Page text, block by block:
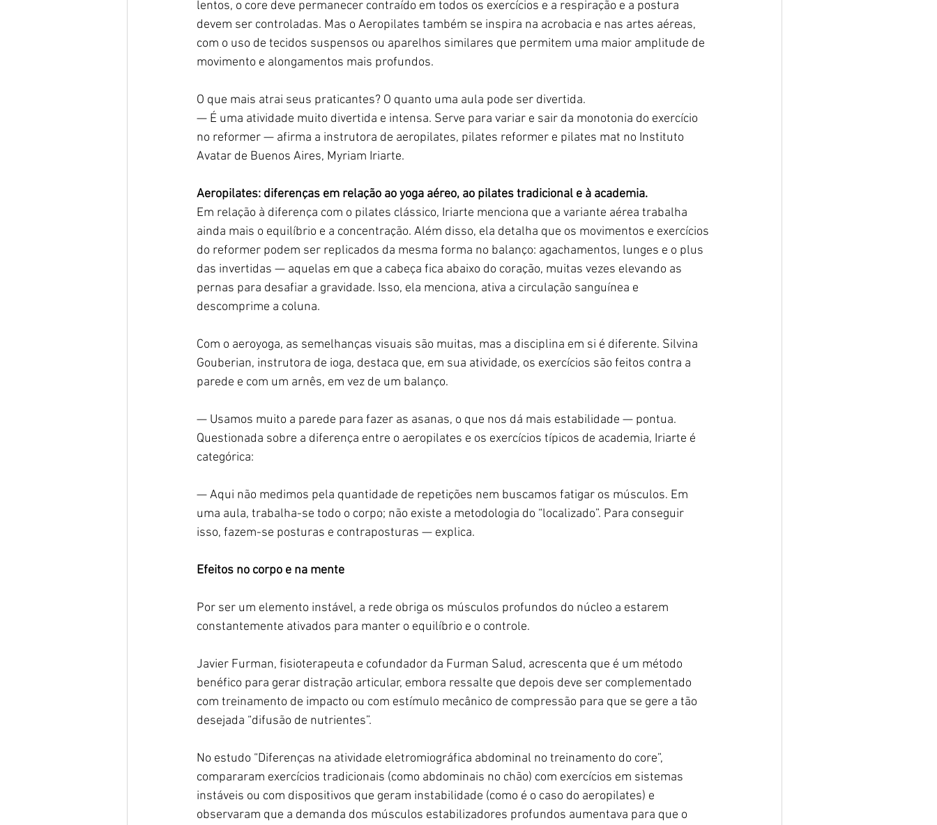
lentos, o core deve permanecer contraído em todos os exercícios e a respiração e a postura
devem ser controladas. Mas o Aeropilates também se inspira na acrobacia e nas artes aéreas,
com o uso de tecidos suspensos ou aparelhos similares que permitem uma maior amplitude de
movimento e alongamentos mais profundos.
O que mais atrai seus praticantes? O quanto uma aula pode ser divertida.
— É uma atividade muito divertida e intensa. Serve para variar e sair da monotonia do exercício
no reformer — afirma a instrutora de aeropilates, pilates reformer e pilates mat no Instituto
Avatar de Buenos Aires, Myriam Iriarte.
Aeropilates: diferenças em relação ao yoga aéreo, ao pilates tradicional e à academia.
Em relação à diferença com o pilates clássico, Iriarte menciona que a variante aérea trabalha
ainda mais o equilíbrio e a concentração. Além disso, ela detalha que os movimentos e exercícios
do reformer podem ser replicados da mesma forma no balanço: agachamentos, lunges e o plus
das invertidas — aquelas em que a cabeça fica abaixo do coração, muitas vezes elevando as
pernas para desafiar a gravidade. Isso, ela menciona, ativa a circulação sanguínea e
descomprime a coluna.
Com o aeroyoga, as semelhanças visuais são muitas, mas a disciplina em si é diferente. Silvina
Gouberian, instrutora de ioga, destaca que, em sua atividade, os exercícios são feitos contra a
parede e com um arnês, em vez de um balanço.
— Usamos muito a parede para fazer as asanas, o que nos dá mais estabilidade — pontua.
Questionada sobre a diferença entre o aeropilates e os exercícios típicos de academia, Iriarte é
categórica:
— Aqui não medimos pela quantidade de repetições nem buscamos fatigar os músculos. Em
uma aula, trabalha-se todo o corpo; não existe a metodologia do “localizado”. Para conseguir
isso, fazem-se posturas e contraposturas — explica.
Efeitos no corpo e na mente
Por ser um elemento instável, a rede obriga os músculos profundos do núcleo a estarem
constantemente ativados para manter o equilíbrio e o controle.
Javier Furman, fisioterapeuta e cofundador da Furman Salud, acrescenta que é um método
benéfico para gerar distração articular, embora ressalte que depois deve ser complementado
com treinamento de impacto ou com estímulo mecânico de compressão para que se gere a tão
desejada “difusão de nutrientes”.
No estudo “Diferenças na atividade eletromiográfica abdominal no treinamento do core”,
compararam exercícios tradicionais (como abdominais no chão) com exercícios em sistemas
instáveis ou com dispositivos que geram instabilidade (como é o caso do aeropilates) e
observaram que a demanda dos músculos estabilizadores profundos aumentava para que o